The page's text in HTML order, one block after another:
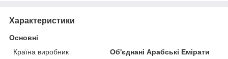
Характеристики
Основні
Країна виробник
Об'єднані Арабські Емірати